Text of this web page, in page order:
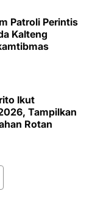
Patroli Perintis
Kalteng
Ikut
Tampilkan
Rotan